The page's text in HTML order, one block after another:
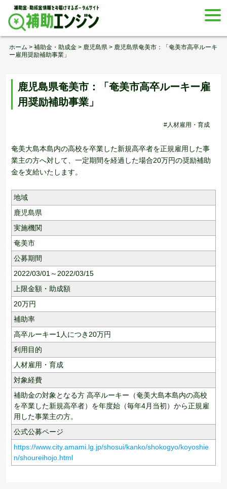
Skip
content
ホーム > 補助金・助成金 > 鹿児島県 > 鹿児島県奄美市：「奄美市高卒ルーキ
ー雇用奨励補助事業」
鹿児島県奄美市：「奄美市高卒ルーキー雇
用奨励補助事業」
#人材雇用・育成
奄美大島本島内の高校を卒業した新規高卒者を正規雇用した事
業主の方へ対して、一定期間を経過した場合20万円の奨励補助
金を支給いたします。
地域
鹿児島県
実施機関
奄美市
公募期間
2022/03/01～2022/03/15
上限金額・助成額
20万円
補助率
高卒ルーキー1人につき20万円
利用目的
人材雇用・育成
対象経費
補助金の対象となる方 高卒ルーキー（奄美大島本島内の高校
を卒業した新規高卒者）を年度始（毎年4月当初）から正規雇
用した事業主の方。
公式公募ページ
https://www.city.amami.lg.jp/shosui/kanko/shokogyo/koyoshie
n/shoureihojo.html